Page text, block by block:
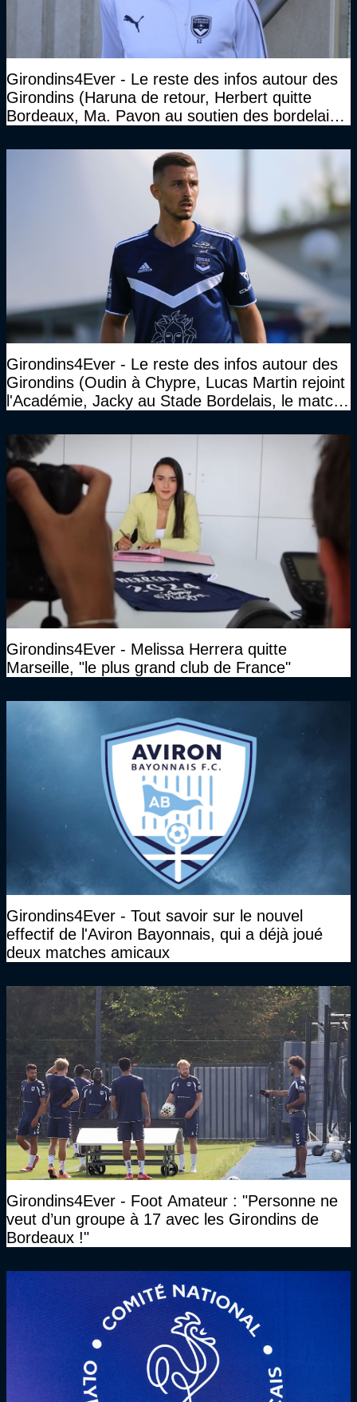
Girondins4Ever - Le reste des infos autour des
Girondins (Haruna de retour, Herbert quitte
Bordeaux, Ma. Pavon au soutien des bordelais,
Girondins4Ever - Le reste des infos autour des
Girondins (Oudin à Chypre, Lucas Martin rejoint
l'Académie, Jacky au Stade Bordelais, le match
Girondins4Ever - Melissa Herrera quitte
Marseille, "le plus grand club de France"
Girondins4Ever - Tout savoir sur le nouvel
effectif de l'Aviron Bayonnais, qui a déjà joué
deux matches amicaux
Girondins4Ever - Foot Amateur : "Personne ne
veut d’un groupe à 17 avec les Girondins de
Bordeaux !"